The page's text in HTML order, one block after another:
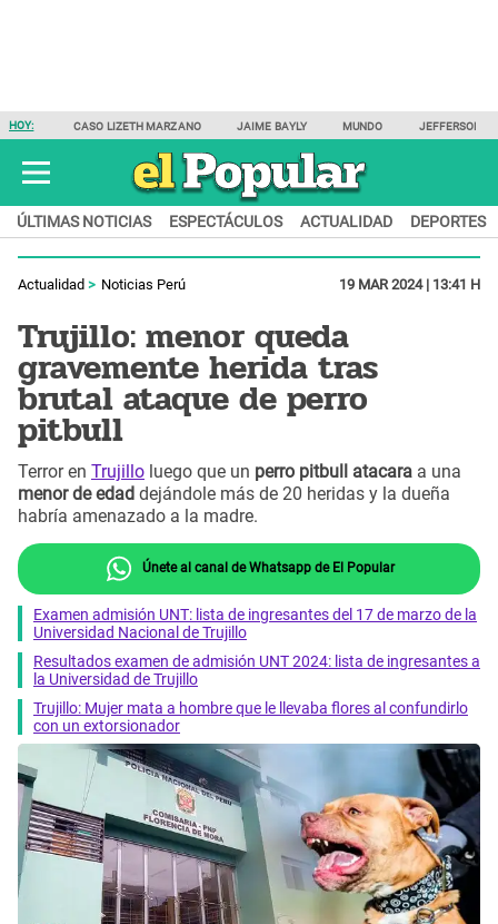
HOY: CASO LIZETH MARZANO JAIME BAYLY MUNDO JEFFERSON
ÚLTIMAS NOTICIAS ESPECTÁCULOS ACTUALIDAD DEPORTES
Actualidad Noticias Perú 19 MAR 2024 | 13:41 H
Trujillo: menor queda
gravemente herida tras
brutal ataque de perro
pitbull
Terror en Trujillo luego que un perro pitbull atacara a una
menor de edad dejándole más de 20 heridas y la dueña
habría amenazado a la madre.
Únete al canal de Whatsapp de El Popular
Examen admisión UNT: lista de ingresantes del 17 de marzo de la
Universidad Nacional de Trujillo
Resultados examen de admisión UNT 2024: lista de ingresantes a
la Universidad de Trujillo
Trujillo: Mujer mata a hombre que le llevaba flores al confundirlo
con un extorsionador